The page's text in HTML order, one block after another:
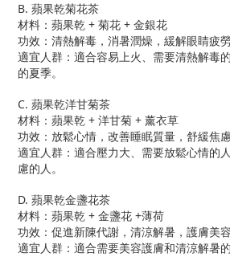
B. 蘋果乾菊花茶
材料：蘋果乾 + 菊花 + 金銀花
功效：清熱解毒，消暑潤燥，緩解眼睛疲勞
適宜人群：適合容易上火、需要清熱解毒
的夏季。
C. 蘋果乾洋甘菊茶
材料：蘋果乾 + 洋甘菊 + 薰衣草
功效：放鬆心情，改善睡眠質量，舒緩焦慮
適宜人群：適合壓力大、需要放鬆心情的
慮的人。
D. 蘋果乾金盞花茶
材料：蘋果乾 + 金盞花 +薄荷
功效：促進新陳代謝，清涼解暑，護膚美容
適宜人群：適合需要美容護膚和清涼解暑的